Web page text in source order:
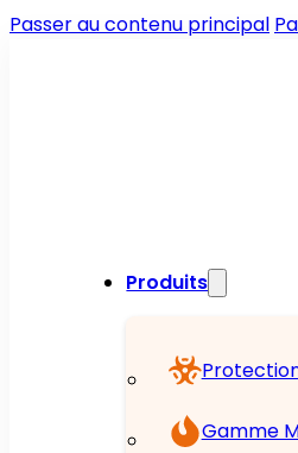
Passer au contenu principal
Produits
Gamme